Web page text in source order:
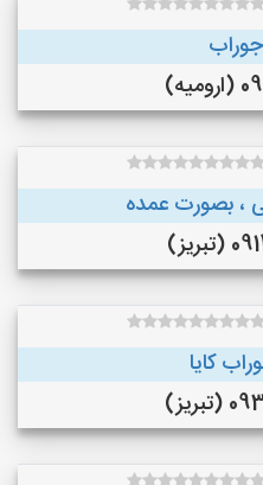
، بصورت عمده
کایا